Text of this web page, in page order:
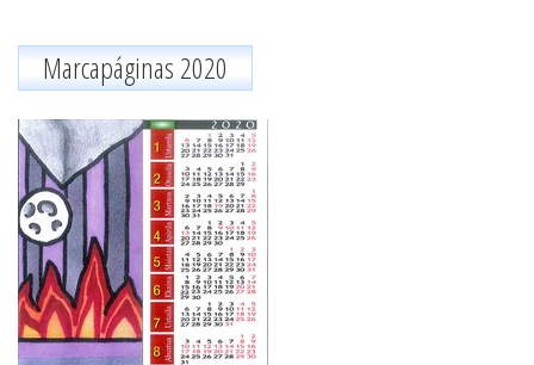
Marcapáginas 2020